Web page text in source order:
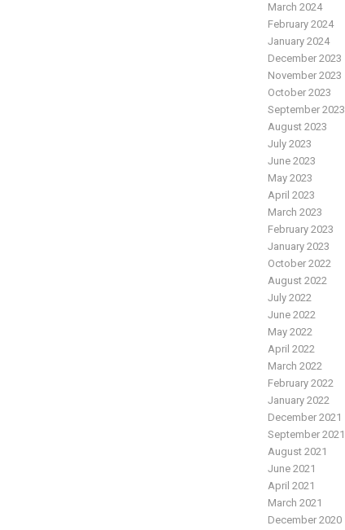
March 2024
February 2024
January 2024
December 2023
November 2023
October 2023
September 2023
August 2023
July 2023
June 2023
May 2023
April 2023
March 2023
February 2023
January 2023
October 2022
August 2022
July 2022
June 2022
May 2022
April 2022
March 2022
February 2022
January 2022
December 2021
September 2021
August 2021
June 2021
April 2021
March 2021
December 2020